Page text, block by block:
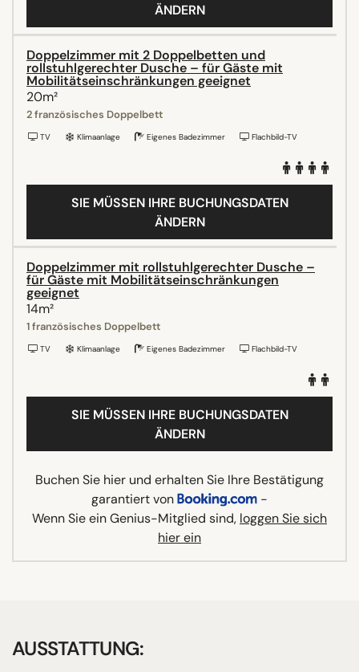
ÄNDERN
Doppelzimmer mit 2 Doppelbetten und
rollstuhlgerechter Dusche – für Gäste mit
Mobilitätseinschränkungen geeignet
20m²
2 französisches Doppelbett
TV Klimaanlage Eigenes Badezimmer Flachbild-TV
SIE MÜSSEN IHRE BUCHUNGSDATEN
ÄNDERN
Doppelzimmer mit rollstuhlgerechter Dusche –
für Gäste mit Mobilitätseinschränkungen
geeignet
14m²
1 französisches Doppelbett
TV Klimaanlage Eigenes Badezimmer Flachbild-TV
SIE MÜSSEN IHRE BUCHUNGSDATEN
ÄNDERN
Buchen Sie hier und erhalten Sie Ihre Bestätigung
garantiert von
-
Wenn Sie ein Genius-Mitglied sind, loggen Sie sich
hier ein
AUSSTATTUNG: